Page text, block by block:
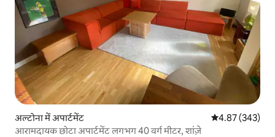
अल्टोना में अपार्टमेंट औसत रेटिंग 5 में से
4.87 (343)
आरामदायक छोटा अपार्टमेंट लगभग 40 वर्ग मीटर, शांज़े